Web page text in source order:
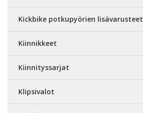
Kickbike potkupyörien lisävarusteet
Kiinnikkeet
Kiinnityssarjat
Klipsivalot